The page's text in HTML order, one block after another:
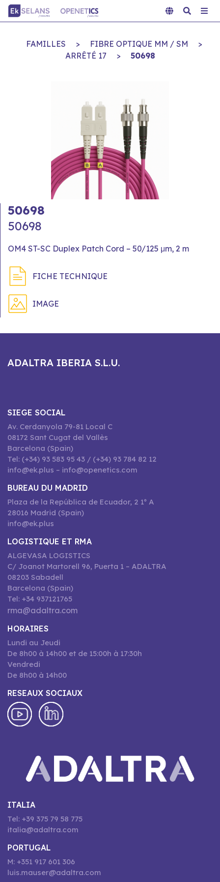
FAMILLES > FIBRE OPTIQUE MM / SM
>
ARRÊTÉ 17
> 50698
50698
50698
OM4 ST-SC Duplex Patch Cord – 50/125 μm, 2 m
FICHE TECHNIQUE
IMAGE
ADALTRA IBERIA S.L.U.
SIEGE SOCIAL
Av. Cerdanyola 79-81 Local C
08172 Sant Cugat del Vallès
Barcelona (Spain)
Tel: (+34) 93 583 95 43 / (+34) 93 784 82 12
info@ek.plus – info@openetics.com
BUREAU DU MADRID
Plaza de la República de Ecuador, 2 1º A
28016 Madrid (Spain)
info@ek.plus
LOGISTIQUE ET RMA
ALGEVASA LOGISTICS
C/ Joanot Martorell 96, Puerta 1 – ADALTRA
08203 Sabadell
Barcelona (Spain)
Tel: +34 937121765
rma@adaltra.com
HORAIRES
Lundi au Jeudi
De 8h00 à 14h00 et de 15:00h à 17:30h
Vendredi
De 8h00 à 14h00
RESEAUX SOCIAUX
ITALIA
Tel: +39 375 79 58 775
italia@adaltra.com
PORTUGAL
M: +351 917 601 306
luis.mauser@adaltra.com